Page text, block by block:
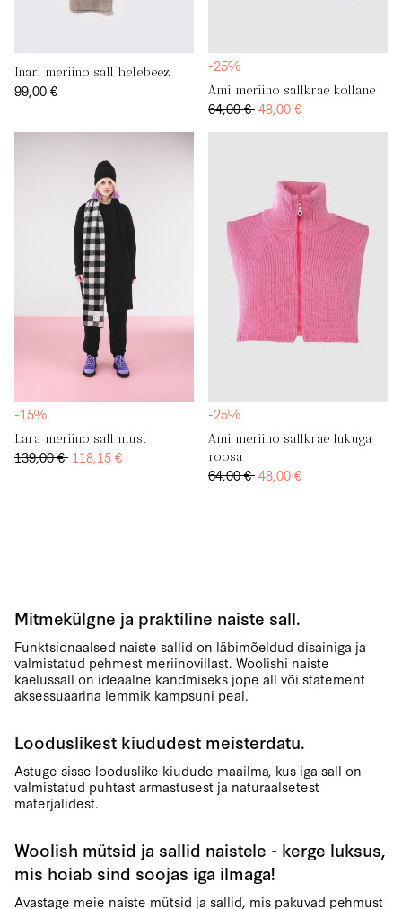
Inari meriino sall helebeez
99,00 €
-25%
Ami meriino sallkrae kollane
64,00 € 48,00 €
-15%
Lara meriino sall must
139,00 € 118,15 €
-25%
Ami meriino sallkrae lukuga
roosa
64,00 € 48,00 €
Mitmekülgne ja praktiline naiste sall.
Funktsionaalsed naiste sallid on läbimõeldud disainiga ja
valmistatud pehmest meriinovillast. Woolishi naiste
kaelussall on ideaalne kandmiseks jope all või statement
aksessuaarina lemmik kampsuni peal.
Looduslikest kiududest meisterdatu.
Astuge sisse looduslike kiudude maailma, kus iga sall on
valmistatud puhtast armastusest ja naturaalsetest
materjalidest.
Woolish mütsid ja sallid naistele - kerge luksus,
mis hoiab sind soojas iga ilmaga!
Avastage meie naiste mütsid ja sallid, mis pakuvad pehmust